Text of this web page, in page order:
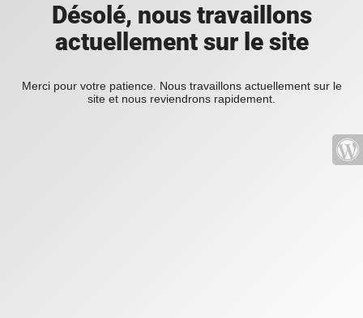
Désolé, nous travaillons
actuellement sur le site
Merci pour votre patience. Nous travaillons actuellement sur le
site et nous reviendrons rapidement.